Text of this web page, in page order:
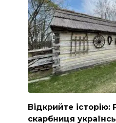
Відкрийте історію:
скарбниця